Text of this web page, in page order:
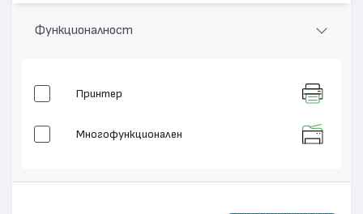
Функционалност
Принтер
Многофункционален